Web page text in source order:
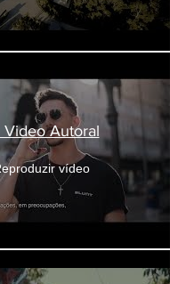
Video Autoral
vídeo